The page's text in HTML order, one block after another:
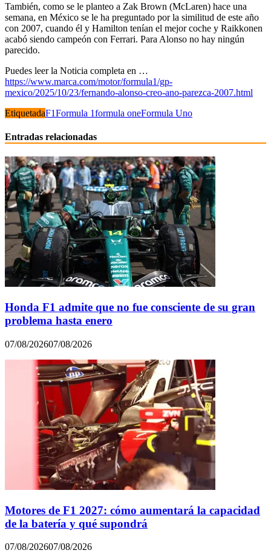
También, como se le planteo a Zak Brown (McLaren) hace una
semana, en México se le ha preguntado por la similitud de este año
con 2007, cuando él y Hamilton tenían el mejor coche y Raikkonen
acabó siendo campeón con Ferrari. Para Alonso no hay ningún
parecido.
Puedes leer la Noticia completa en …
https://www.marca.com/motor/formula1/gp-
mexico/2025/10/23/fernando-alonso-creo-ano-parezca-2007.html
EtiquetadaF1Formula 1formula oneFormula Uno
Entradas relacionadas
Honda F1 admite que no fue consciente de su gran
problema hasta enero
07/08/202607/08/2026
Motores de F1 2027: cómo aumentará la capacidad
de la batería y qué supondrá
07/08/202607/08/2026